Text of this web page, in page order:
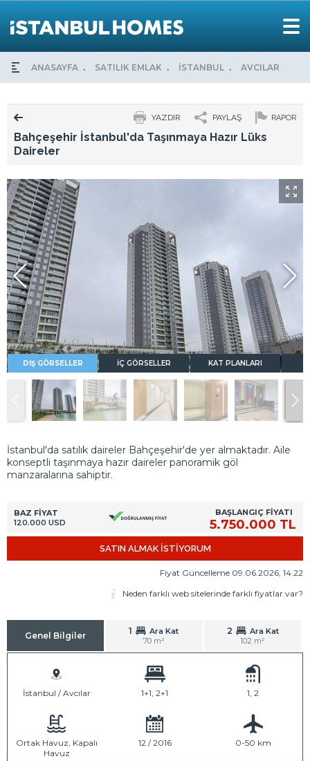
ANASAYFA SATILIK EMLAK İSTANBUL AVCILAR
RAPOR
PAYLAŞ
YAZDIR
Bahçeşehir İstanbul'da Taşınmaya Hazır Lüks
Daireler
DIŞ GÖRSELLER İÇ GÖRSELLER KAT PLANLARI
İstanbul'da satılık daireler Bahçeşehir'de yer almaktadır. Aile
konseptli taşınmaya hazır daireler panoramik göl
manzaralarına sahiptir.
BAZ FİYAT
120.000 USD
BAŞLANGIÇ FİYATI
5.750.000 TL
SATIN ALMAK İSTİYORUM
Fiyat Güncelleme 09.06.2026, 14.22
Neden farklı web sitelerinde farklı fiyatlar var?
Genel Bilgiler 1
Ara Kat
70 m²
2
Ara Kat
102 m²
İstanbul / Avcılar 1+1, 2+1 1, 2
Ortak Havuz, Kapalı
Havuz
12 / 2016 0-50 km